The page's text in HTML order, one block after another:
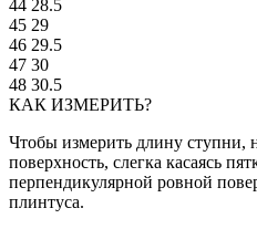
44 28.5
45 29
46 29.5
47 30
48 30.5
КАК ИЗМЕРИТЬ?
Чтобы измерить длину ступни,
поверхность, слегка касаясь
перпендикулярной ровной
плинтуса.